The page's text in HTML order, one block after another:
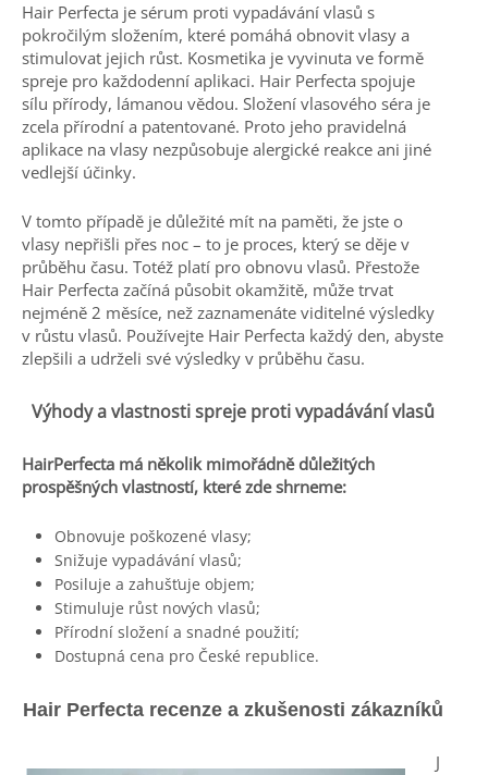
Hair Perfecta je sérum proti vypadávání vlasů s
pokročilým složením, které pomáhá obnovit vlasy a
stimulovat jejich růst. Kosmetika je vyvinuta ve formě
spreje pro každodenní aplikaci. Hair Perfecta spojuje
sílu přírody, lámanou vědou. Složení vlasového séra je
zcela přírodní a patentované. Proto jeho pravidelná
aplikace na vlasy nezpůsobuje alergické reakce ani jiné
vedlejší účinky.
V tomto případě je důležité mít na paměti, že jste o
vlasy nepřišli přes noc – to je proces, který se děje v
průběhu času. Totéž platí pro obnovu vlasů. Přestože
Hair Perfecta začíná působit okamžitě, může trvat
nejméně 2 měsíce, než zaznamenáte viditelné výsledky
v růstu vlasů. Používejte Hair Perfecta každý den, abyste
zlepšili a udrželi své výsledky v průběhu času.
Výhody a vlastnosti spreje proti vypadávání vlasů
HairPerfecta má několik mimořádně důležitých
prospěšných vlastností, které zde shrneme:
Obnovuje poškozené vlasy;
Snižuje vypadávání vlasů;
Posiluje a zahušťuje objem;
Stimuluje růst nových vlasů;
Přírodní složení a snadné použití;
Dostupná cena pro České republice.
Hair Perfecta recenze a zkušenosti zákazníků
J